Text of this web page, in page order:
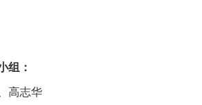
组：
、高志华